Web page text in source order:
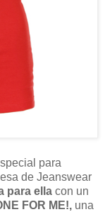
para
de Jeanswear
para ella con un
FOR ME!, una